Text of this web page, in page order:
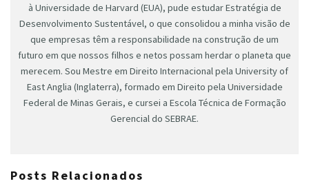
à Universidade de Harvard (EUA), pude estudar Estratégia de
Desenvolvimento Sustentável, o que consolidou a minha visão de
que empresas têm a responsabilidade na construção de um
futuro em que nossos filhos e netos possam herdar o planeta que
merecem. Sou Mestre em Direito Internacional pela University of
East Anglia (Inglaterra), formado em Direito pela Universidade
Federal de Minas Gerais, e cursei a Escola Técnica de Formação
Gerencial do SEBRAE.
Posts Relacionados